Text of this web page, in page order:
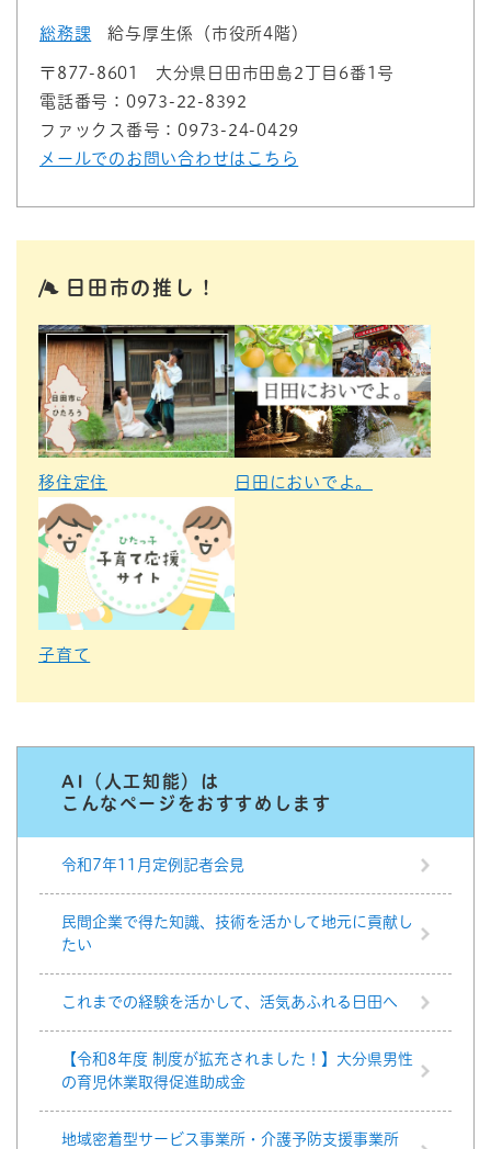
総務課 給与厚生係（市役所4階）
〒877-8601
大分県日田市田島2丁目6番1号
電話番号：0973-22-8392
ファックス番号：0973-24-0429
メールでのお問い合わせはこちら
日田市の推し！
移住定住 日田においでよ。
子育て
AI（人工知能）は
こんなページをおすすめします
令和7年11月定例記者会見
民間企業で得た知識、技術を活かして地元に貢献し
たい
これまでの経験を活かして、活気あふれる日田へ
【令和8年度 制度が拡充されました！】大分県男性
の育児休業取得促進助成金
地域密着型サービス事業所・介護予防支援事業所